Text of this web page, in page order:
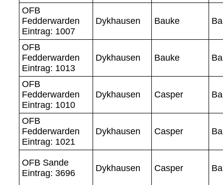
OFB
Fedderwarden
Eintrag: 1007
Dykhausen Bauke
OFB
Fedderwarden
Eintrag: 1013
Dykhausen Bauke
OFB
Fedderwarden
Eintrag: 1010
Dykhausen Casper
OFB
Fedderwarden
Eintrag: 1021
Dykhausen Casper
OFB Sande
Eintrag: 3696
Dykhausen Casper